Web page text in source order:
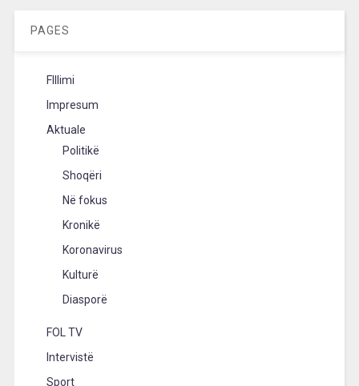
PAGES
FIllimi
Impresum
Aktuale
Politikë
Shoqëri
Në fokus
Kronikë
Koronavirus
Kulturë
Diasporë
FOL TV
Intervistë
Sport